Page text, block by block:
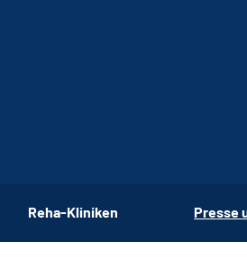
Reha-Kliniken Presse